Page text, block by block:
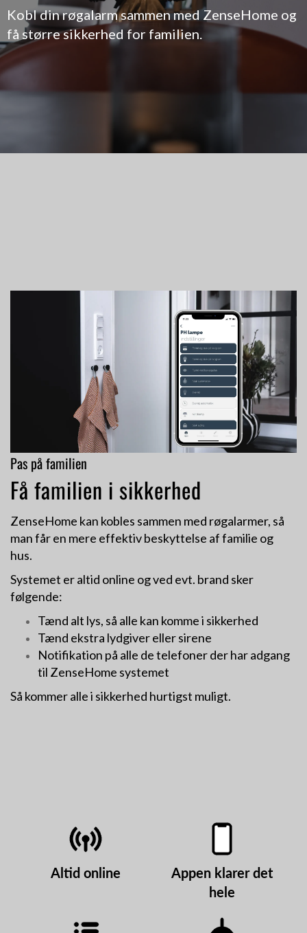
Kobl din røgalarm sammen med ZenseHome og
få større sikkerhed for familien.
Pas på familien
Få familien i sikkerhed
ZenseHome kan kobles sammen med røgalarmer, så
man får en mere effektiv beskyttelse af familie og
hus.
Systemet er altid online og ved evt. brand sker
følgende:
Tænd alt lys, så alle kan komme i sikkerhed
Tænd ekstra lydgiver eller sirene
Notifikation på alle de telefoner der har adgang
til ZenseHome systemet
Så kommer alle i sikkerhed hurtigst muligt.
Altid online
Appen klarer det
hele